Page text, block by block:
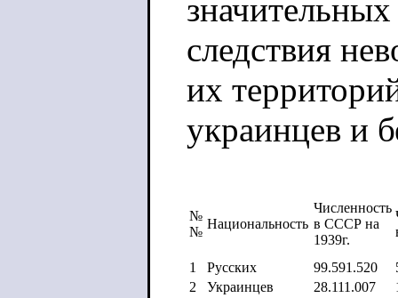
следствия
их
украинцев и
№
№
Национальность
Численность
в СССР на
1939г.
1 Русских 99.591.520
2
Украинцев 28.111.007